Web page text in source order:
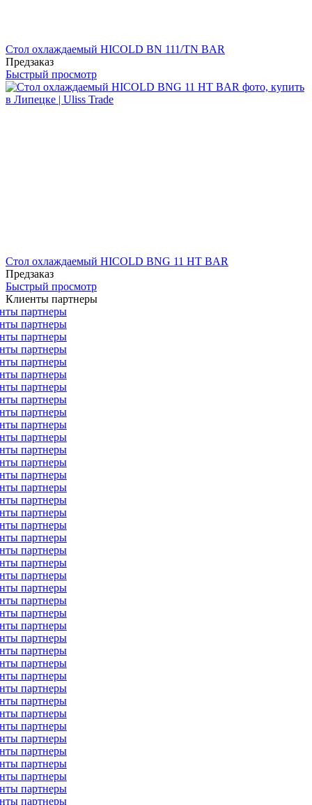
Стол охлаждаемый HICOLD BN 111/TN BAR
Предзаказ
Быстрый просмотр
Стол охлаждаемый HICOLD BNG 11 HT BAR
Предзаказ
Быстрый просмотр
Клиенты партнеры